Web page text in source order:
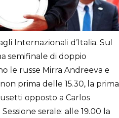
Internazionali d’Italia. Sul
semifinale di doppio
le russe Mirra Andreeva e
prima delle 15.30, la prima
opposto a Carlos
serale: alle 19.00 la